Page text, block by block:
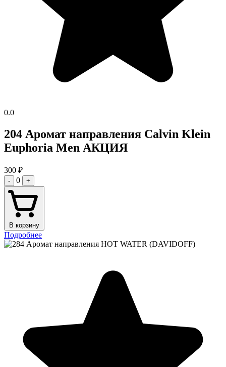
0.0
204 Аромат направления Calvin Klein
Euphoria Men АКЦИЯ
300 ₽
- 0 +
В корзину
Подробнее